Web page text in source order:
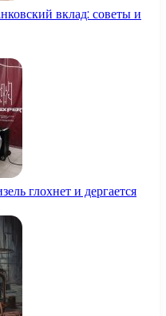
вклад: советы и
глохнет и дергается